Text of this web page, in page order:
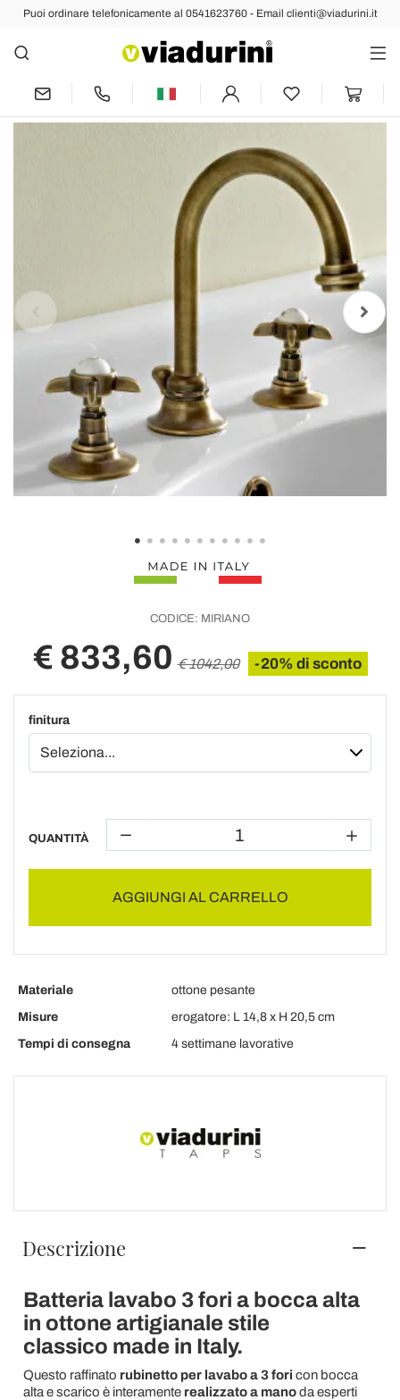
Puoi ordinare telefonicamente al 0541623760 - Email clienti@viadurini.it
Indietro Prec Succ
Batteria Lavabo 3 Fori Bocca Alta in
Ottone e Maniglie a Farfalla - Miriano
CODICE: MIRIANO
€ 833,60 € 1042,00 -20% di sconto
finitura
QUANTITÀ
AGGIUNGI AL CARRELLO
Materiale
ottone pesante
Misure
erogatore: L 14,8 x H 20,5 cm
Tempi di consegna
4 settimane lavorative
Descrizione
Batteria lavabo 3 fori a bocca alta
in ottone artigianale stile
classico made in Italy.
Questo raffinato rubinetto per lavabo a 3 fori con bocca
alta e scarico è interamente realizzato a manoda esperti